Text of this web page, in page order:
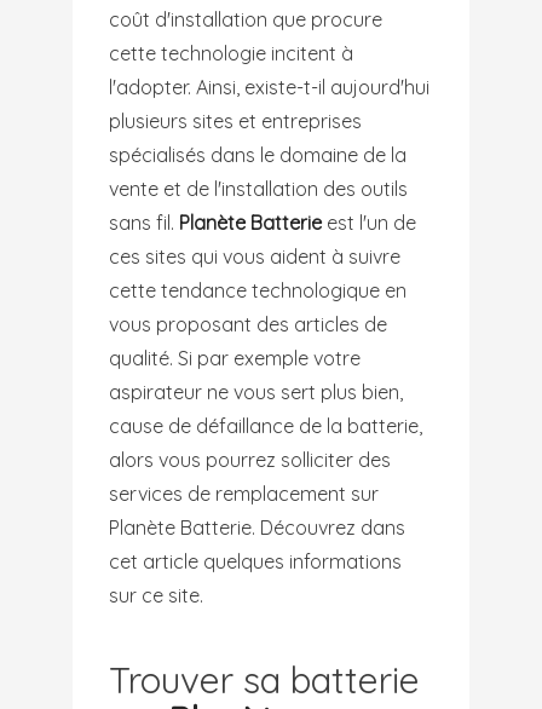
coût d'installation que procure
cette technologie incitent à
l'adopter. Ainsi, existe-t-il aujourd'hui
plusieurs sites et entreprises
spécialisés dans le domaine de la
vente et de l'installation des outils
sans fil. Planète Batterieest l'un de
ces sites qui vous aident à suivre
cette tendance technologique en
vous proposant des articles de
qualité. Si par exemple votre
aspirateur ne vous sert plus bien,
cause de défaillance de la batterie,
alors vous pourrez solliciter des
services de remplacement sur
Planète Batterie. Découvrez dans
cet article quelques informations
sur ce site.
Trouver sa batterie